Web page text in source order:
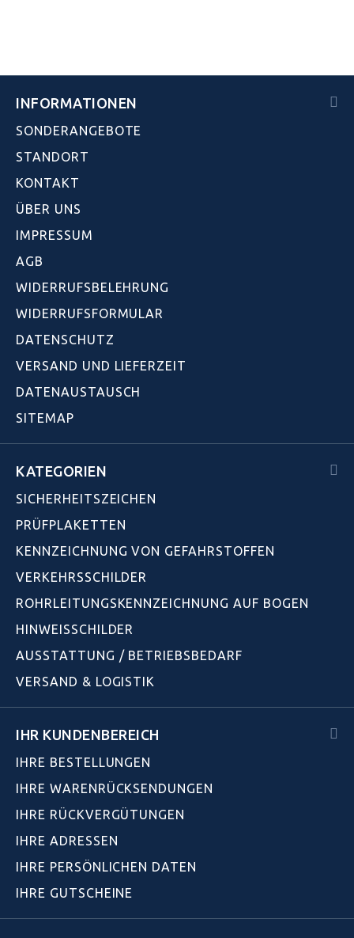
INFORMATIONEN
SONDERANGEBOTE
STANDORT
KONTAKT
ÜBER UNS
IMPRESSUM
AGB
WIDERRUFSBELEHRUNG
WIDERRUFSFORMULAR
DATENSCHUTZ
VERSAND UND LIEFERZEIT
DATENAUSTAUSCH
SITEMAP
KATEGORIEN
SICHERHEITSZEICHEN
PRÜFPLAKETTEN
KENNZEICHNUNG VON GEFAHRSTOFFEN
VERKEHRSSCHILDER
ROHRLEITUNGSKENNZEICHNUNG AUF BOGEN
HINWEISSCHILDER
AUSSTATTUNG / BETRIEBSBEDARF
VERSAND & LOGISTIK
IHR KUNDENBEREICH
IHRE BESTELLUNGEN
IHRE WARENRÜCKSENDUNGEN
IHRE RÜCKVERGÜTUNGEN
IHRE ADRESSEN
IHRE PERSÖNLICHEN DATEN
IHRE GUTSCHEINE